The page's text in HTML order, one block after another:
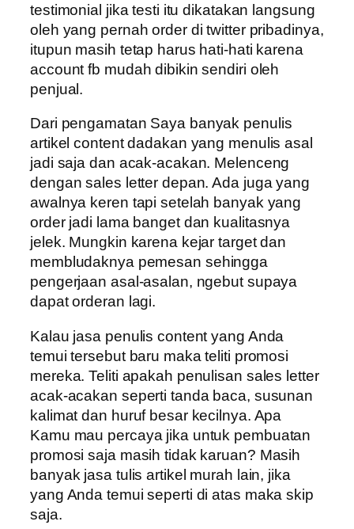
testimonial jika testi itu dikatakan langsung
oleh yang pernah order di twitter pribadinya,
itupun masih tetap harus hati-hati karena
account fb mudah dibikin sendiri oleh
penjual.
Dari pengamatan Saya banyak penulis
artikel content dadakan yang menulis asal
jadi saja dan acak-acakan. Melenceng
dengan sales letter depan. Ada juga yang
awalnya keren tapi setelah banyak yang
order jadi lama banget dan kualitasnya
jelek. Mungkin karena kejar target dan
membludaknya pemesan sehingga
pengerjaan asal-asalan, ngebut supaya
dapat orderan lagi.
Kalau jasa penulis content yang Anda
temui tersebut baru maka teliti promosi
mereka. Teliti apakah penulisan sales letter
acak-acakan seperti tanda baca, susunan
kalimat dan huruf besar kecilnya. Apa
Kamu mau percaya jika untuk pembuatan
promosi saja masih tidak karuan? Masih
banyak jasa tulis artikel murah lain, jika
yang Anda temui seperti di atas maka skip
saja.